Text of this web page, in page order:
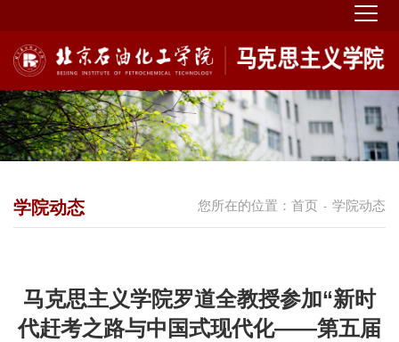
您所在的位置： 首页 - 学院动态
学院动态
马克思主义学院罗道全教授参加“新时
代赶考之路与中国式现代化——第五届